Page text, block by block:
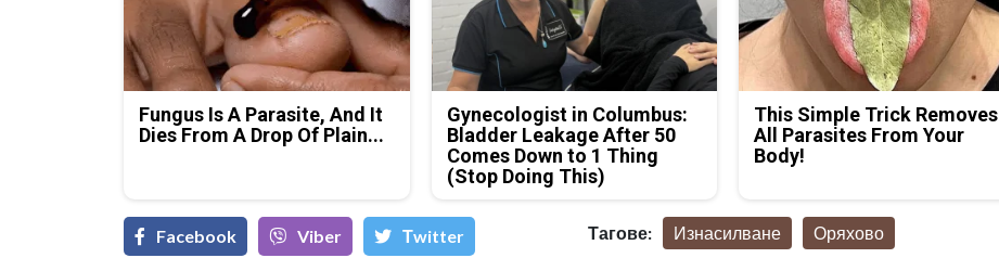
Fungus Is A Parasite, And It
Dies From A Drop Of Plain...
Gynecologist in Columbus:
Bladder Leakage After 50
Comes Down to 1 Thing
(Stop Doing This)
This Simple Trick Removes
All Parasites From Your
Body!
Facebook Viber Тwitter Тагове: Изнасилване Оряхово